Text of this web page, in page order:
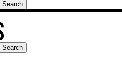
Search
Search